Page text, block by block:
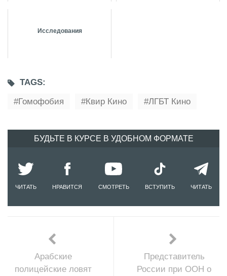
Исследования
TAGS:
Гомофобия
Квир Кино ЛГБТ Кино
БУДЬТЕ В КУРСЕ В УДОБНОМ ФОРМАТЕ
ЧИТАТЬ НРАВИТСЯ СМОТРЕТЬ ВСТУПИТЬ ЧИТАТЬ
Арабские
полицейские ловят
Представитель
России при ООН о